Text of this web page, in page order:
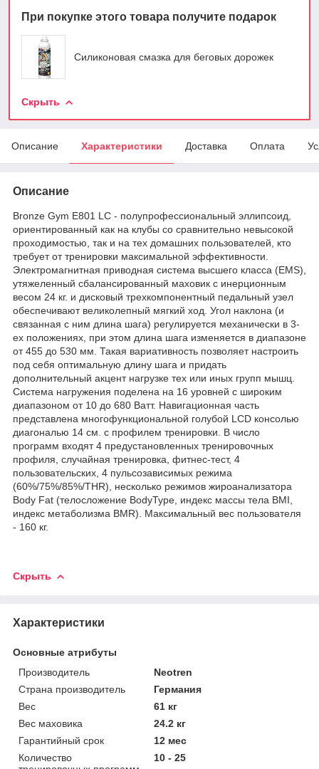
При покупке этого товара получите подарок
Силиконовая смазка для беговых дорожек
Скрыть
Описание Характеристики Доставка Оплата
Описание
Bronze Gym E801 LC - полупрофессиональный эллипсоид,
ориентированный как на клубы со сравнительно невысокой
проходимостью, так и на тех домашних пользователей, кто
требует от тренировки максимальной эффективности.
Электромагнитная приводная система высшего класса (EMS),
утяжеленный сбалансированный маховик с инерционным
весом 24 кг. и дисковый трехкомпонентный педальный узел
обеспечивают великолепный мягкий ход. Угол наклона (и
связанная с ним длина шага) регулируется механически в 3-
ех положениях, при этом длина шага изменяется в диапазоне
от 455 до 530 мм. Такая вариативность позволяет настроить
под себя оптимальную длину шага и придать
дополнительный акцент нагрузке тех или иных групп мышц.
Система нагружения поделена на 16 уровней с широким
диапазоном от 10 до 680 Ватт. Навигационная часть
представлена многофункциональной голубой LCD консолью
диагональю 14 см. с профилем тренировки. В число
программ входят 4 предустановленных тренировочных
профиля, случайная тренировка, фитнес-тест, 4
пользовательских, 4 пульсозависимых режима
(60%/75%/85%/THR), несколько режимов жироанализатора
Body Fat (телосложение BodyType, индекс массы тела BMI,
индекс метаболизма BMR). Максимальный вес пользователя
- 160 кг.
Скрыть
Характеристики
Основные атрибуты
Производитель
Neotren
Страна производитель
Германия
Вес
61 кг
Вес маховика
24.2 кг
Гарантийный срок
12 мес
Количество
10 - 25